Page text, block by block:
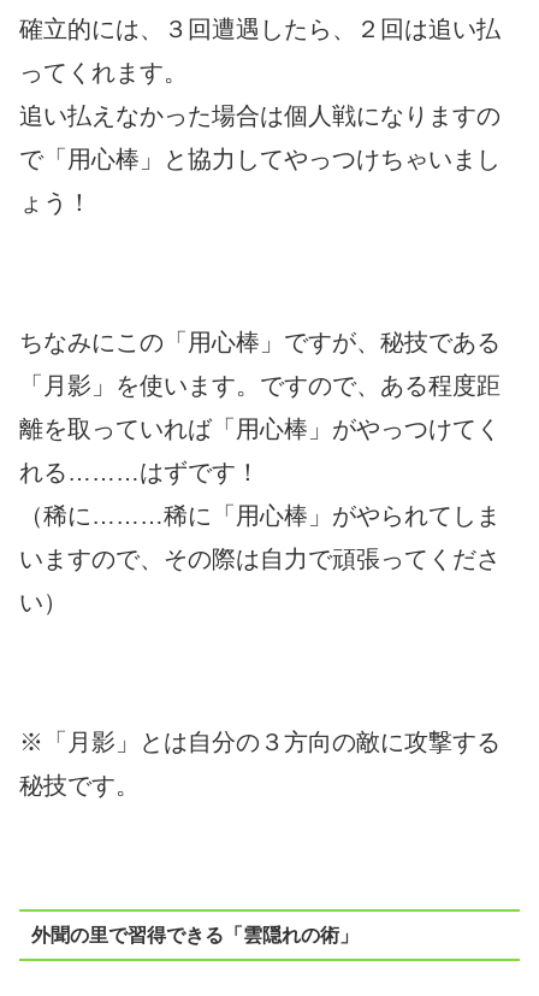
確立的には、３回遭遇したら、２回は追い払
ってくれます。
追い払えなかった場合は個人戦になりますの
で「用心棒」と協力してやっつけちゃいまし
ょう！
ちなみにこの「用心棒」ですが、秘技である
「月影」を使います。ですので、ある程度距
離を取っていれば「用心棒」がやっつけてく
れる………はずです！
（稀に………稀に「用心棒」がやられてしま
いますので、その際は自力で頑張ってくださ
い）
※「月影」とは自分の３方向の敵に攻撃する
秘技です。
外聞の里で習得できる「雲隠れの術」